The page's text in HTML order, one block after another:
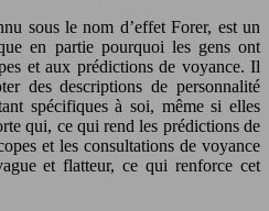
sous le nom d’effet Forer, est un
en partie pourquoi les gens ont
et aux prédictions de voyance. Il
des descriptions de personnalité
spécifiques à soi, même si elles
qui, ce qui rend les prédictions de
et les consultations de voyance
et flatteur, ce qui renforce cet